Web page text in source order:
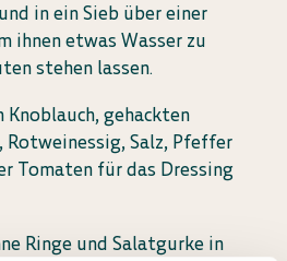
in ein Sieb über einer
ihnen etwas Wasser zu
stehen lassen.
Knoblauch, gehackten
Rotweinessig, Salz, Pfeffer
Tomaten für das Dressing
Ringe und Salatgurke in